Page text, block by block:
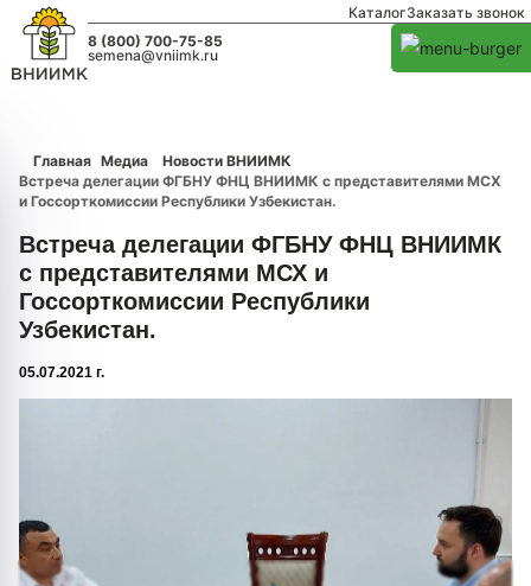
КаталогЗаказать звонок
8 (800) 700-75-85
semena@vniimk.ru
Главная Медиа
Новости ВНИИМК
Встреча делегации ФГБНУ ФНЦ ВНИИМК с представителями МСХ
и Госсорткомиссии Республики Узбекистан.
Встреча делегации ФГБНУ ФНЦ ВНИИМК
с представителями МСХ и
Госсорткомиссии Республики
Узбекистан.
05.07.2021 г.